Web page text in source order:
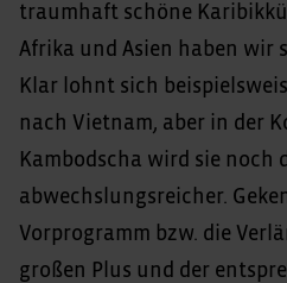
traumhaft schöne
Afrika und Asien haben wir
Klar lohnt sich
nach Vietnam, aber in der
Kambodscha wird sie noch
abwechslungsreicher.
Vorprogramm bzw. die
großen Plus und der